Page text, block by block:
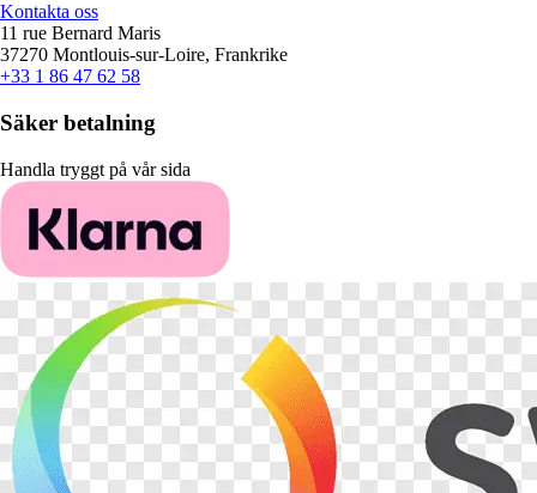
Kontakta oss
11 rue Bernard Maris
37270 Montlouis-sur-Loire, Frankrike
+33 1 86 47 62 58
Säker betalning
Handla tryggt på vår sida